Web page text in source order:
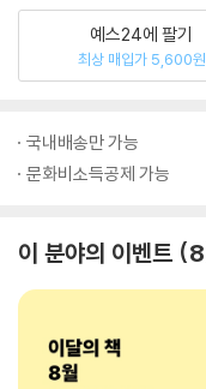
예스24에 팔기
최상 매입가 5,600원
국내배송만 가능
문화비소득공제 가능
이 분야의 이벤트 8